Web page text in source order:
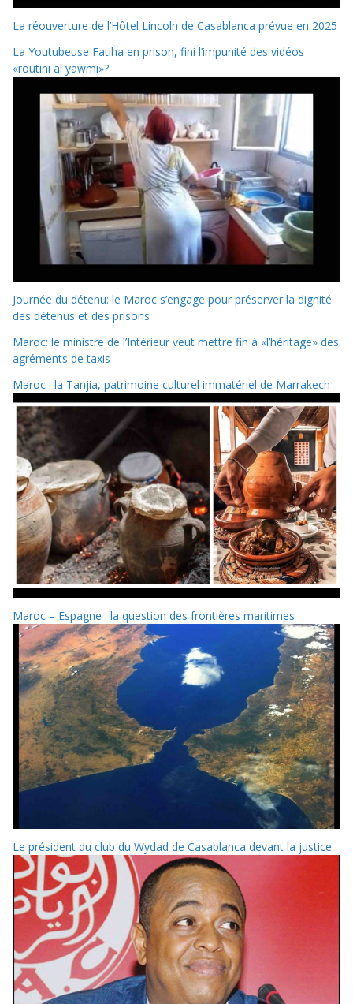
La réouverture de l’Hôtel Lincoln de Casablanca prévue en 2025
La Youtubeuse Fatiha en prison, fini l’impunité des vidéos
«routini al yawmi»?
Journée du détenu: le Maroc s’engage pour préserver la dignité
des détenus et des prisons
Maroc: le ministre de l’Intérieur veut mettre fin à «l’héritage» des
agréments de taxis
Maroc : la Tanjia, patrimoine culturel immatériel de Marrakech
Maroc – Espagne : la question des frontières maritimes
Le président du club du Wydad de Casablanca devant la justice